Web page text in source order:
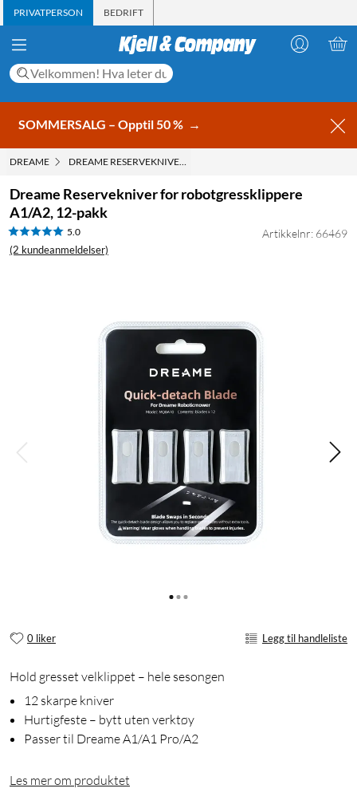
PRIVATPERSON BEDRIFT
SOMMERSALG – Opptil 50 % →
DREAME DREAME RESERVEKNIVER FOR ROBOTGRESSKLIPPERE A1/A2,
Dreame Reservekniver for robotgressklippere
A1/A2, 12-pakk
5.0
(2 kundeanmeldelser)
Artikkelnr: 66469
0 liker Legg til handleliste
Hold gresset velklippet – hele sesongen
12 skarpe kniver
Hurtigfeste – bytt uten verktøy
Passer til Dreame A1/A1 Pro/A2
Les mer om produktet